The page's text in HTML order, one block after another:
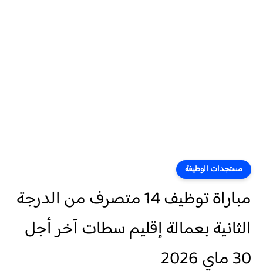
مستجدات الوظيفة
مباراة توظيف 14 متصرف من الدرجة
الثانية بعمالة إقليم سطات آخر أجل
30 ماي 2026